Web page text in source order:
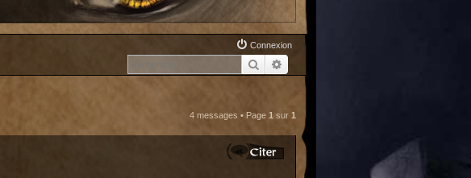
Connexion
Rechercher
4 messages • Page 1 sur 1